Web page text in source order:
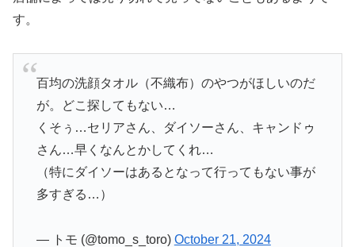
す。
百均の洗顔タオル（不織布）のやつがほしいのだ
が。どこ探してもない…
くそぅ…セリアさん、ダイソーさん、キャンドゥ
さん…早くなんとかしてくれ…
（特にダイソーはあるとなって行ってもない事が
多すぎる…）
— トモ (@tomo_s_toro) October 21, 2024